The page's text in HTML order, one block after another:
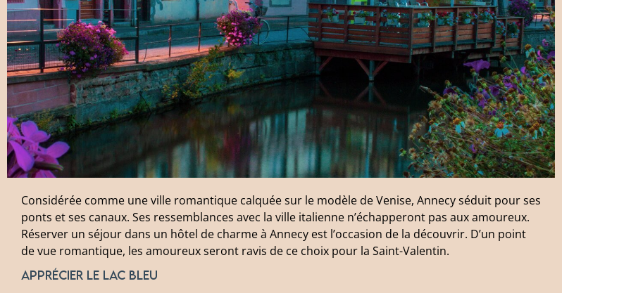
Considérée comme une ville romantique calquée sur le modèle de Venise, Annecy séduit pour ses
ponts et ses canaux. Ses ressemblances avec la ville italienne n’échapperont pas aux amoureux.
Réserver un séjour dans un hôtel de charme à Annecy est l’occasion de la découvrir. D’un point
de vue romantique, les amoureux seront ravis de ce choix pour la Saint-Valentin.
Apprécier le lac bleu